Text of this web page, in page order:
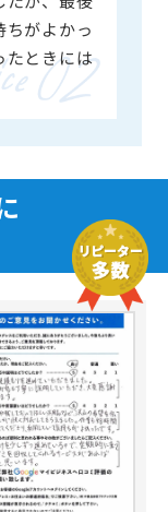
ちがよかっ
たときには